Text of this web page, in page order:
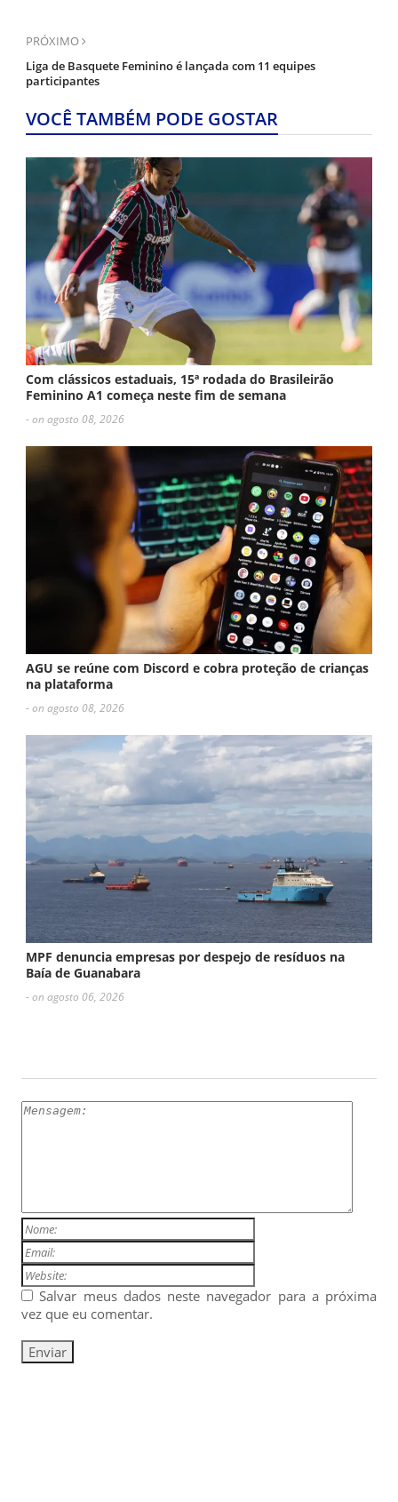
PRÓXIMO
Liga de Basquete Feminino é lançada com 11 equipes
participantes
VOCÊ TAMBÉM PODE GOSTAR
Com clássicos estaduais, 15ª rodada do Brasileirão
Feminino A1 começa neste fim de semana
- on agosto 08, 2026
AGU se reúne com Discord e cobra proteção de crianças
na plataforma
- on agosto 08, 2026
MPF denuncia empresas por despejo de resíduos na
Baía de Guanabara
- on agosto 06, 2026
Salvar meus dados neste navegador para a próxima
vez que eu comentar.